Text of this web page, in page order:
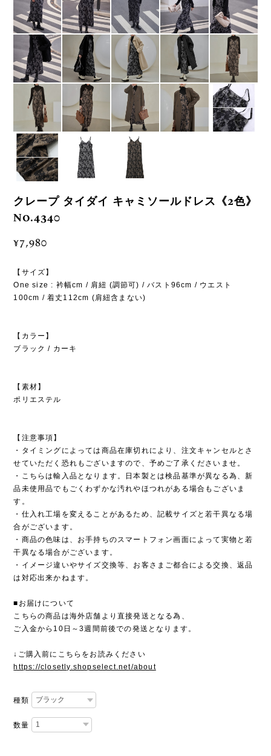
クレープ タイダイ キャミソールドレス《2色》
No.4340
¥7,980
【サイズ】
One size : 衿幅cm / 肩紐 (調節可) / バスト96cm / ウエスト
100cm / 着丈112cm (肩紐含まない)
【カラー】
ブラック / カーキ
【素材】
ポリエステル
【注意事項】
・タイミングによっては商品在庫切れにより、注文キャンセルとさ
せていただく恐れもございますので、予めご了承くださいませ。
・こちらは輸入品となります。日本製とは検品基準が異なる為、新
品未使用品でもごくわずかな汚れやほつれがある場合もございま
す。
・仕入れ工場を変えることがあるため、記載サイズと若干異なる場
合がございます。
・商品の色味は、お手持ちのスマートフォン画面によって実物と若
干異なる場合がございます。
・イメージ違いやサイズ交換等、お客さまご都合による交換、返品
は対応出来かねます。
■お届けについて
こちらの商品は海外店舗より直接発送となる為、
ご入金から10日～3週間前後での発送となります。
↓ご購入前にこちらをお読みください
https://closetly.shopselect.net/about
種類
数量